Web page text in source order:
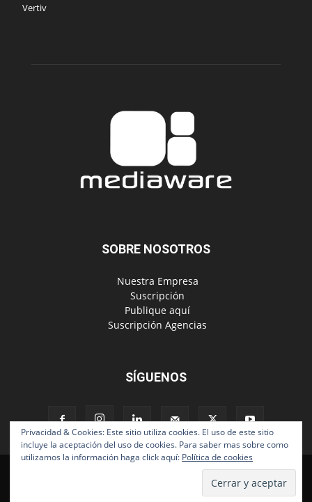
Vertiv
SOBRE NOSOTROS
‎ Nuestra Empresa
‎ Suscripción
‎ Publique aquí
‎ Suscripción Agencias
SÍGUENOS
© Copyright 2024, Todos los derechos reservados | Mediaware
Privacidad & Cookies: Este sitio utiliza cookies. El uso de este sitio
incluye la aceptación del uso de cookies. Para saber mas sobre como
utilizamos la información haga click aquí: Política de cookies